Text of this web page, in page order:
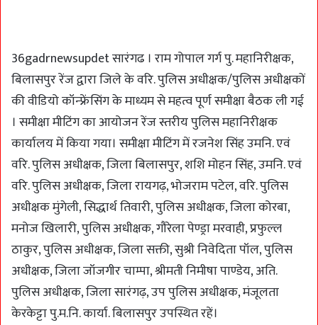
36gadrnewsupdet सारंगढ । राम गोपाल गर्ग पु. महानिरीक्षक,
बिलासपुर रेंज द्वारा जिले के वरि. पुलिस अधीक्षक/पुलिस अधीक्षकों
की वीडियो कॉन्फ्रेंसिंग के माध्यम से महत्व पूर्ण समीक्षा बैठक ली गई
। समीक्षा मीटिंग का आयोजन रेंज स्तरीय पुलिस महानिरीक्षक
कार्यालय में किया गया। समीक्षा मीटिंग में रजनेश सिंह उमनि. एवं
वरि. पुलिस अधीक्षक, जिला बिलासपुर, शशि मोहन सिंह, उमनि. एवं
वरि. पुलिस अधीक्षक, जिला रायगढ़, भोजराम पटेल, वरि. पुलिस
अधीक्षक मुंगेली, सिद्धार्थ तिवारी, पुलिस अधीक्षक, जिला कोरबा,
मनोज खिलारी, पुलिस अधीक्षक, गौरेला पेण्ड्रा मरवाही, प्रफुल्ल
ठाकुर, पुलिस अधीक्षक, जिला सक्ती, सुश्री निवेदिता पॉल, पुलिस
अधीक्षक, जिला जॉजगीर चाम्पा, श्रीमती निमीषा पाण्डेय, अति.
पुलिस अधीक्षक, जिला सारंगढ़, उप पुलिस अधीक्षक, मंजूलता
केरकेट्टा पु.म.नि. कार्या. बिलासपुर उपस्थित रहें।